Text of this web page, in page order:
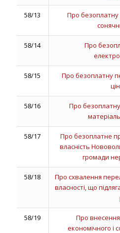
58/13
Про
58/14
Про
58/15
Про безоплатну
58/16
Про
58/17
Про безоплатне
власність
громади
58/18
Про схвалення
власності, що
58/19
Про
економічного і